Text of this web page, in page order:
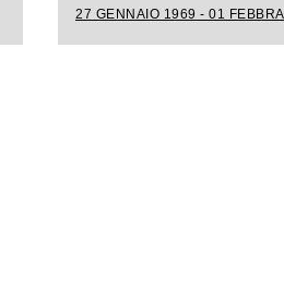
27 GENNAIO 1969 - 01